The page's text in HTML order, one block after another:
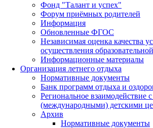
Фонд "Талант и успех"
Форум приёмных родителей
Информация
Обновленные ФГОС
Независимая оценка качества
осуществления
Информационные материалы
Организация летнего отдыха
Нормативные документы
Банк программ отдыха и
Региональное взаимодействие
(международными) детскими
Архив
Нормативные документы